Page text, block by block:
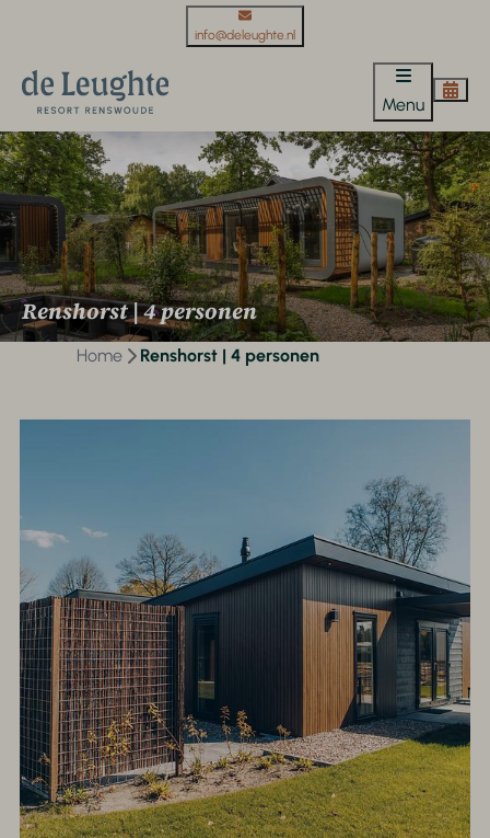
info@deleughte.nl
Menu
Renshorst | 4 personen
Home Renshorst | 4 personen